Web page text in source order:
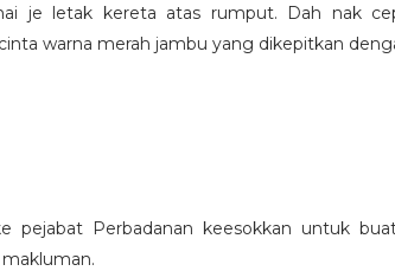
je letak kereta atas rumput. Dah nak
warna merah jambu yang dikepitkan
pejabat Perbadanan keesokkan untuk